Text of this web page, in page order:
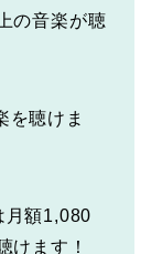
の音楽が聴
を聴けま
月額1,080
けます！